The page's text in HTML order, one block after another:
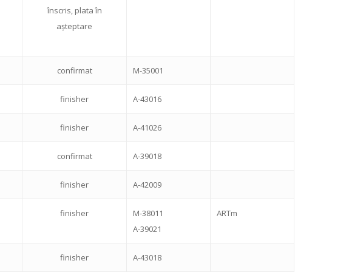
înscris, plata în
așteptare
confirmat M-35001
finisher A-43016
finisher A-41026
confirmat A-39018
finisher A-42009
finisher
M-38011
A-39021
ARTm
finisher A-43018